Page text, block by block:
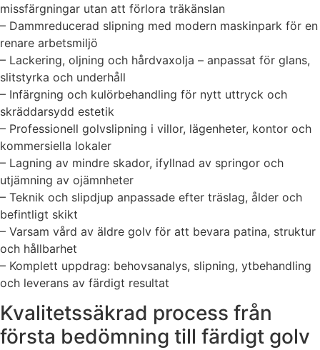
missfärgningar utan att förlora träkänslan
– Dammreducerad slipning med modern maskinpark för en
renare arbetsmiljö
– Lackering, oljning och hårdvaxolja – anpassat för glans,
slitstyrka och underhåll
– Infärgning och kulörbehandling för nytt uttryck och
skräddarsydd estetik
– Professionell golvslipning i villor, lägenheter, kontor och
kommersiella lokaler
– Lagning av mindre skador, ifyllnad av springor och
utjämning av ojämnheter
– Teknik och slipdjup anpassade efter träslag, ålder och
befintligt skikt
– Varsam vård av äldre golv för att bevara patina, struktur
och hållbarhet
– Komplett uppdrag: behovsanalys, slipning, ytbehandling
och leverans av färdigt resultat
Kvalitetssäkrad process från
första bedömning till färdigt golv